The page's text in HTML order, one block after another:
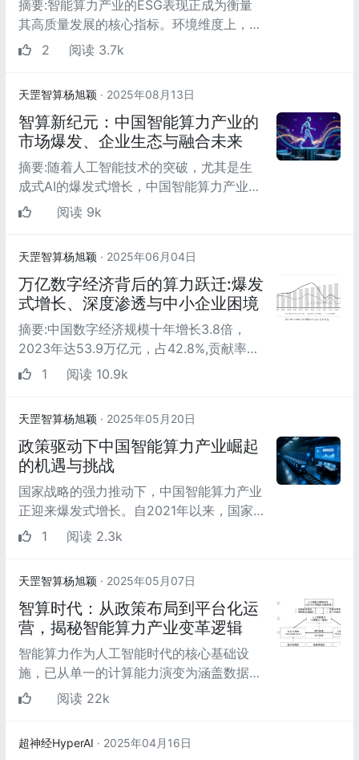
摘要:智能算力产业的ESG表现正成为衡量
其高质量发展的核心指标。环境维度上，
“东数西算”工程通过设定PUE硬性目标推动
2 阅读 3.7k
天罡智算杨旭颖 · 2025年08月13日
智算新纪元：中国智能算力产业的
市场爆发、企业生态与融合未来
摘要:随着人工智能技术的突破，尤其是生
成式AI的爆发式增长，中国智能算力产业已
成为数字经济的关键引擎。2019年至2023
阅读 9k
天罡智算杨旭颖 · 2025年06月04日
万亿数字经济背后的算力跃迁:爆发
式增长、深度渗透与中小企业困境
摘要:中国数字经济规模十年增长3.8倍，
2023年达53.9万亿元，占42.8%,贡献率
66.45%。智能算力作为关键引擎,市场规模
1 阅读 10.9k
天罡智算杨旭颖 · 2025年05月20日
政策驱动下中国智能算力产业崛起
的机遇与挑战
国家战略的强力推动下，中国智能算力产业
正迎来爆发式增长。自2021年以来，国家
发改委、工信部等部委密集发布《算力基础
1 阅读 2.3k
天罡智算杨旭颖 · 2025年05月07日
智算时代：从政策布局到平台化运
营，揭秘智能算力产业变革逻辑
智能算力作为人工智能时代的核心基础设
施，已从单一的计算能力演变为涵盖数据、
存储、网络和算法的综合能力体系。本文以
阅读 22k
超神经HyperAI · 2025年04月16日